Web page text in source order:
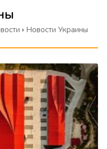
› Новости Украины